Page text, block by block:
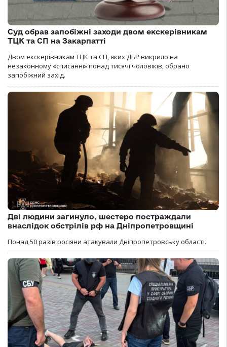
Суд обрав запобіжні заходи двом екскерівникам
ТЦК та СП на Закарпатті
Двом екскерівникам ТЦК та СП, яких ДБР викрило на
незаконному «списанні» понад тисячі чоловіків, обрано
запобіжний захід.
Дві людини загинуло, шестеро постраждали
внаслідок обстрілів рф на Дніпропетровщині
Понад 50 разів росіяни атакували Дніпропетровську області.